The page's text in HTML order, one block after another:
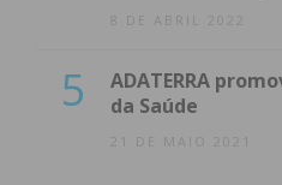
8 DE ABRIL 2022
5
ADATERRA
da Saúde
21 DE MAIO 2021